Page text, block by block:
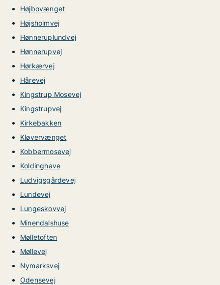
Højbovænget
Højsholmvej
Hønneruplundvej
Hønnerupvej
Hørkærvej
Hårevej
Kingstrup Mosevej
Kingstrupvej
Kirkebakken
Kløvervænget
Kobbermosevej
Koldinghave
Ludvigsgårdevej
Lundevej
Lungeskovvej
Minendalshuse
Mølletoften
Møllevej
Nymarksvej
Odensevej